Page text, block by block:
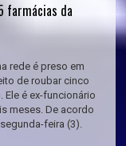
farmácias da
rede é preso em
de roubar cinco
Ele é ex-funcionário
meses. De acordo
feira (3).